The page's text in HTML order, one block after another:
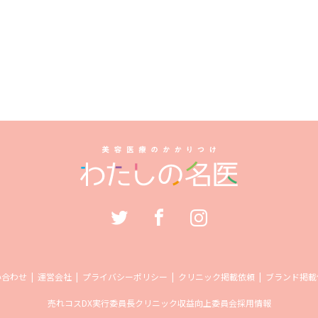
わせ 運営会社 プライバシーポリシー クリニック掲載依頼 ブランド掲
売れコスDX実行委員長クリニック収益向上委員会採用情報